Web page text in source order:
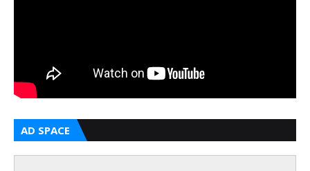
AD SPACE